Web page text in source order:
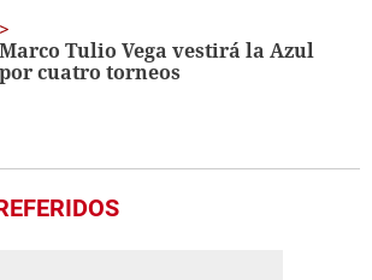
Marco Tulio Vega vestirá la Azul
por cuatro torneos